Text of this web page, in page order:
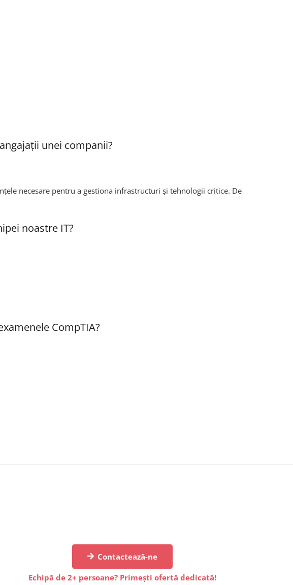
unei companii?
necesare pentru a gestiona infrastructuri și tehnologii critice. De
noastre IT?
CompTIA?
Contactează-ne
Echipă de 2+ persoane? Primești ofertă dedicată!